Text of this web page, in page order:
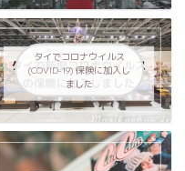
タイでコロナウイルス
(COVID-19) 保険に加入し
ました